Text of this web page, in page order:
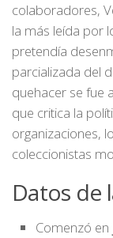
colaboradores,
la más leída por
pretendía
parcializada del
quehacer se fue
que critica la
organizaciones,
coleccionistas
Datos de
Comenzó en